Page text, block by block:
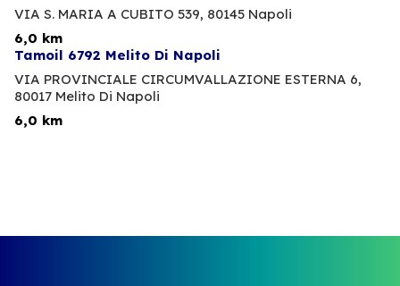
VIA S. MARIA A CUBITO 539, 80145 Napoli
6,0 km
Tamoil 6792 Melito Di Napoli
VIA PROVINCIALE CIRCUMVALLAZIONE ESTERNA 6,
80017 Melito Di Napoli
6,0 km